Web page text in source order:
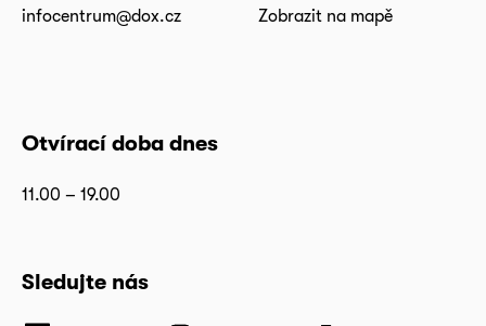
infocentrum@dox.cz
Zobrazit na mapě
Otvírací doba dnes
11.00 – 19.00
Sledujte nás